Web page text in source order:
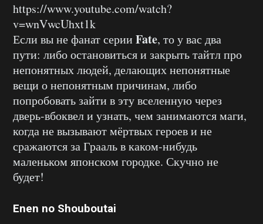
https://www.youtube.com/watch?
v=wnVwcUhxt1k
Если вы не фанат серии Fate, то у вас два
пути: либо остановиться и закрыть тайтл про
непонятных людей, делающих непонятные
вещи о непонятным причинам, либо
попробовать зайти в эту вселенную через
дверь-вбоквел и узнать, чем занимаются маги,
когда не вызывают мёртвых героев и не
сражаются за Грааль в каком-нибудь
маленьком японском городке. Скучно не
будет!
Enen no Shouboutai